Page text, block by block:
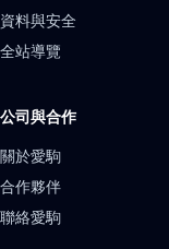
資料與安全
全站導覽
公司與合作
關於愛駒
合作夥伴
聯絡愛駒